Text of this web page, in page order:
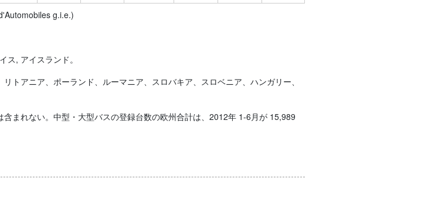
g.i.e.)
ス, アイスランド。
トアニア、ポーランド、ルーマニア、スロバキア、スロベニア、ハンガリー、
まれない。中型・大型バスの登録台数の欧州合計は、2012年 1-6月が 15,989